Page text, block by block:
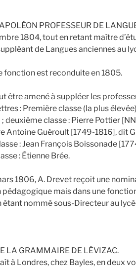
PROFESSEUR DE
1804, tout en retant maître
de Langues anciennes au
fonction est reconduite en 1805.
être amené à suppléer les
: Première classe (la plus
deuxième classe : Pierre Pottier
Antoine Guéroult [1749-1816], dit
: Jean François Boissonade
: Étienne Brée.
1806, A. Drevet reçoit une
pédagogique mais dans une
étant nommé sous-Directeur au
LA GRAMMAIRE DE LÉVIZAC.
à Londres, chez Bayles, en deux